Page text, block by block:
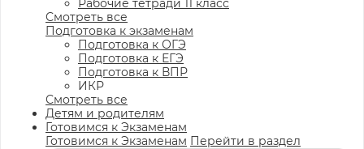
Рабочие тетради 11 класс
Смотреть все
Подготовка к экзаменам
Подготовка к ОГЭ
Подготовка к ЕГЭ
Подготовка к ВПР
ИКР
Смотреть все
Детям и родителям
Готовимся к Экзаменам
Готовимся к Экзаменам Перейти в раздел